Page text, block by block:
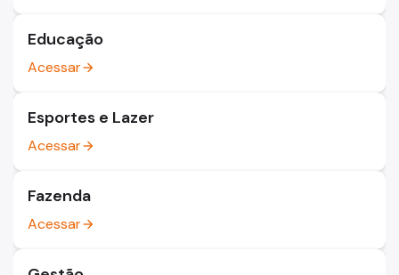
Educação
Acessararrow_forward
Esportes e Lazer
Acessararrow_forward
Fazenda
Acessararrow_forward